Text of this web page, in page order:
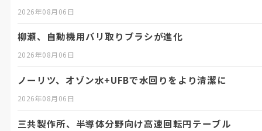
2026年08月06日
柳瀬、自動機用バリ取りブラシが進化
2026年08月06日
ノーリツ、オゾン水+UFBで水回りをより清潔に
2026年08月06日
三共製作所、半導体分野向け高速回転円テーブル